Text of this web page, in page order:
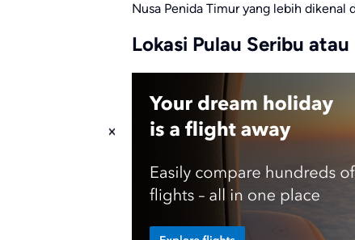
Nusa Penida Timur yang lebih dikenal
Lokasi Pulau Seribu